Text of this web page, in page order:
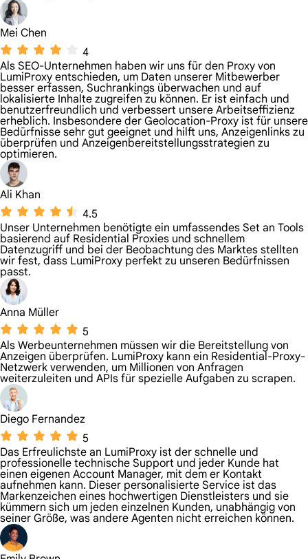
Mei Chen
4
Als SEO-Unternehmen haben wir uns für den Proxy von
LumiProxy entschieden, um Daten unserer Mitbewerber
besser erfassen, Suchrankings überwachen und auf
lokalisierte Inhalte zugreifen zu können. Er ist einfach und
benutzerfreundlich und verbessert unsere Arbeitseffizienz
erheblich. Insbesondere der Geolocation-Proxy ist für unsere
Bedürfnisse sehr gut geeignet und hilft uns, Anzeigenlinks zu
überprüfen und Anzeigenbereitstellungsstrategien zu
optimieren.
Ali Khan
4.5
Unser Unternehmen benötigte ein umfassendes Set an Tools
basierend auf Residential Proxies und schnellem
Datenzugriff und bei der Beobachtung des Marktes stellten
wir fest, dass LumiProxy perfekt zu unseren Bedürfnissen
passt.
Anna Müller
5
Als Werbeunternehmen müssen wir die Bereitstellung von
Anzeigen überprüfen. LumiProxy kann ein Residential-Proxy-
Netzwerk verwenden, um Millionen von Anfragen
weiterzuleiten und APIs für spezielle Aufgaben zu scrapen.
Diego Fernandez
5
Das Erfreulichste an LumiProxy ist der schnelle und
professionelle technische Support und jeder Kunde hat
einen eigenen Account Manager, mit dem er Kontakt
aufnehmen kann. Dieser personalisierte Service ist das
Markenzeichen eines hochwertigen Dienstleisters und sie
kümmern sich um jeden einzelnen Kunden, unabhängig von
seiner Größe, was andere Agenten nicht erreichen können.